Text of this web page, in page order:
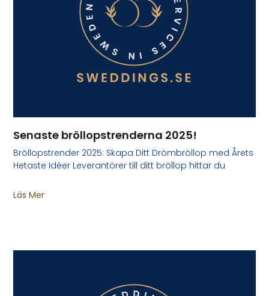
Senaste bröllopstrenderna 2025!
Bröllopstrender 2025: Skapa Ditt Drömbröllop med Årets
Hetaste Idéer Leverantörer till ditt bröllop hittar du
Läs Mer